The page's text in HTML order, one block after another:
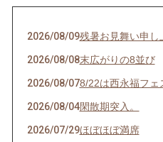
2026/08/09残暑お見舞い申し
2026/08/08末広がりの8並び
2026/08/078/22は西永福フェ
2026/08/04閑散期突入。
2026/07/29ほぼほぼ満席